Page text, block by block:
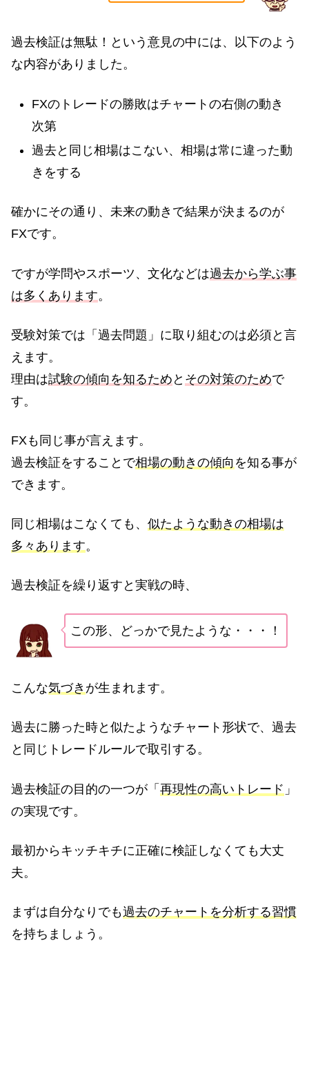
過去検証は無駄！という意見の中には、以下のよう
な内容がありました。
FXのトレードの勝敗はチャートの右側の動き
次第
過去と同じ相場はこない、相場は常に違った動
きをする
確かにその通り、未来の動きで結果が決まるのが
FXです。
ですが学問やスポーツ、文化などは過去から学ぶ事
は多くあります。
受験対策では「過去問題」に取り組むのは必須と言
えます。
理由は試験の傾向を知るため と その対策のためで
す。
FXも同じ事が言えます。
過去検証をすることで相場の動きの傾向 を知る事が
できます。
同じ相場はこなくても、 似たような動きの相場は
多々あります。
過去検証を繰り返すと実戦の時、
この形、どっかで見たような・・・！
こんな気づき が生まれます。
過去に勝った時と似たようなチャート形状で、過去
と同じトレードルールで取引する。
過去検証の目的の一つが「 再現性の高いトレード 」
の実現です。
最初からキッチキチに正確に検証しなくても大丈
夫。
まずは自分なりでも過去のチャートを分析する習慣
を持ちましょう。